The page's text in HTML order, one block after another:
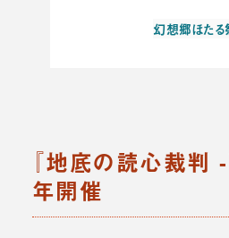
幻想郷ほたる
『地底の読心裁判
年開催